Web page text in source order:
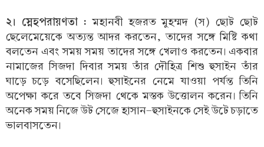
২। স্নেহপরায়ণতা : মহানবী হজরত মুহম্মদ (স) ছোট ছোট
ছেলেমেয়েকে অত্যন্ত আদর করতেন, তাদের সঙ্গে মিষ্টি কথা
বলতেন এবং সময় সময় তাদের সঙ্গে খেলাও করতেন। একবার
নামাজের সিজদা দিবার সময় তাঁর দৌহিত্র শিশু হুসাইন তাঁর
ঘাড়ে চড়ে বসেছিলেন। হুসাইনের নেমে যাওয়া পর্যন্ত তিনি
অপেক্ষা করে তবে সিজদা থেকে মস্তক উত্তোলন করেন। তিনি
অনেক সময় নিজে উট সেজে হাসান-হুসাইনকে সেই উটে চড়াতে
ভালবাসতেন।